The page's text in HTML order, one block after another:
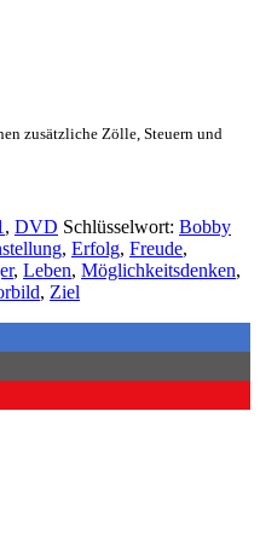
zusätzliche Zölle, Steuern und
, DVD Schlüsselwort: Bobby
, Erfolg, Freude,
, Leben, Möglichkeitsdenken,
, Ziel